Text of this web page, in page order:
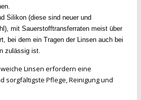
Silikon (diese sind neuer und
mit Sauerstofftransferraten meist über
bei dem ein Tragen der Linsen auch bei
zulässig ist.
Linsen erfordern eine
sorgfältigste Pflege, Reinigung und